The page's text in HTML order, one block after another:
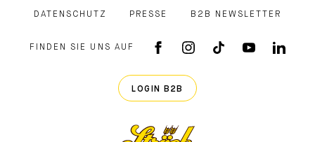
DATENSCHUTZ PRESSE B2B NEWSLETTER
FINDEN SIE UNS AUF
FACEBOOK APP
INSTAGRAM
TIKTOKYOUTUBE
LOGIN B2B